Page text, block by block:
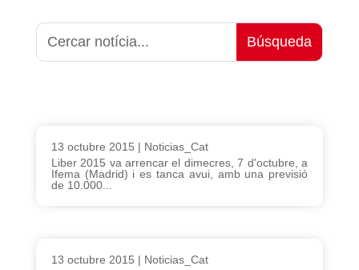
13 octubre 2015 | Noticias_Cat
Liber 2015 va arrencar el dimecres, 7 d'octubre, a
Ifema (Madrid) i es tanca avui, amb una previsió
de 10.000...
13 octubre 2015 | Noticias_Cat